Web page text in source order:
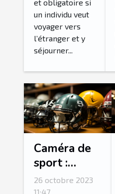
et obligatoire si
un individu veut
voyager vers
l’étranger et y
séjourner...
Caméra de
sport :
parlons-en !
26 octobre 2023
11:47